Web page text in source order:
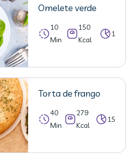
Omelete verde
10
Min
150
Kcal
1
Torta de frango
40
Min
279
Kcal
15